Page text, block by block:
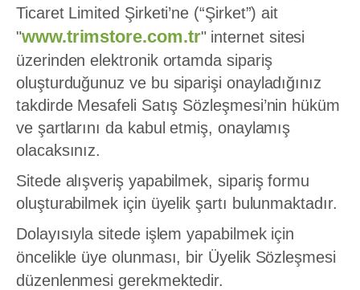
Ticaret Limited Şirketi’ne (“Şirket”) ait
"www.trimstore.com.tr" internet sitesi
üzerinden elektronik ortamda sipariş
oluşturduğunuz ve bu siparişi onayladığınız
takdirde Mesafeli Satış Sözleşmesi’nin hüküm
ve şartlarını da kabul etmiş, onaylamış
olacaksınız.
Sitede alışveriş yapabilmek, sipariş formu
oluşturabilmek için üyelik şartı bulunmaktadır.
Dolayısıyla sitede işlem yapabilmek için
öncelikle üye olunması, bir Üyelik Sözleşmesi
düzenlenmesi gerekmektedir.